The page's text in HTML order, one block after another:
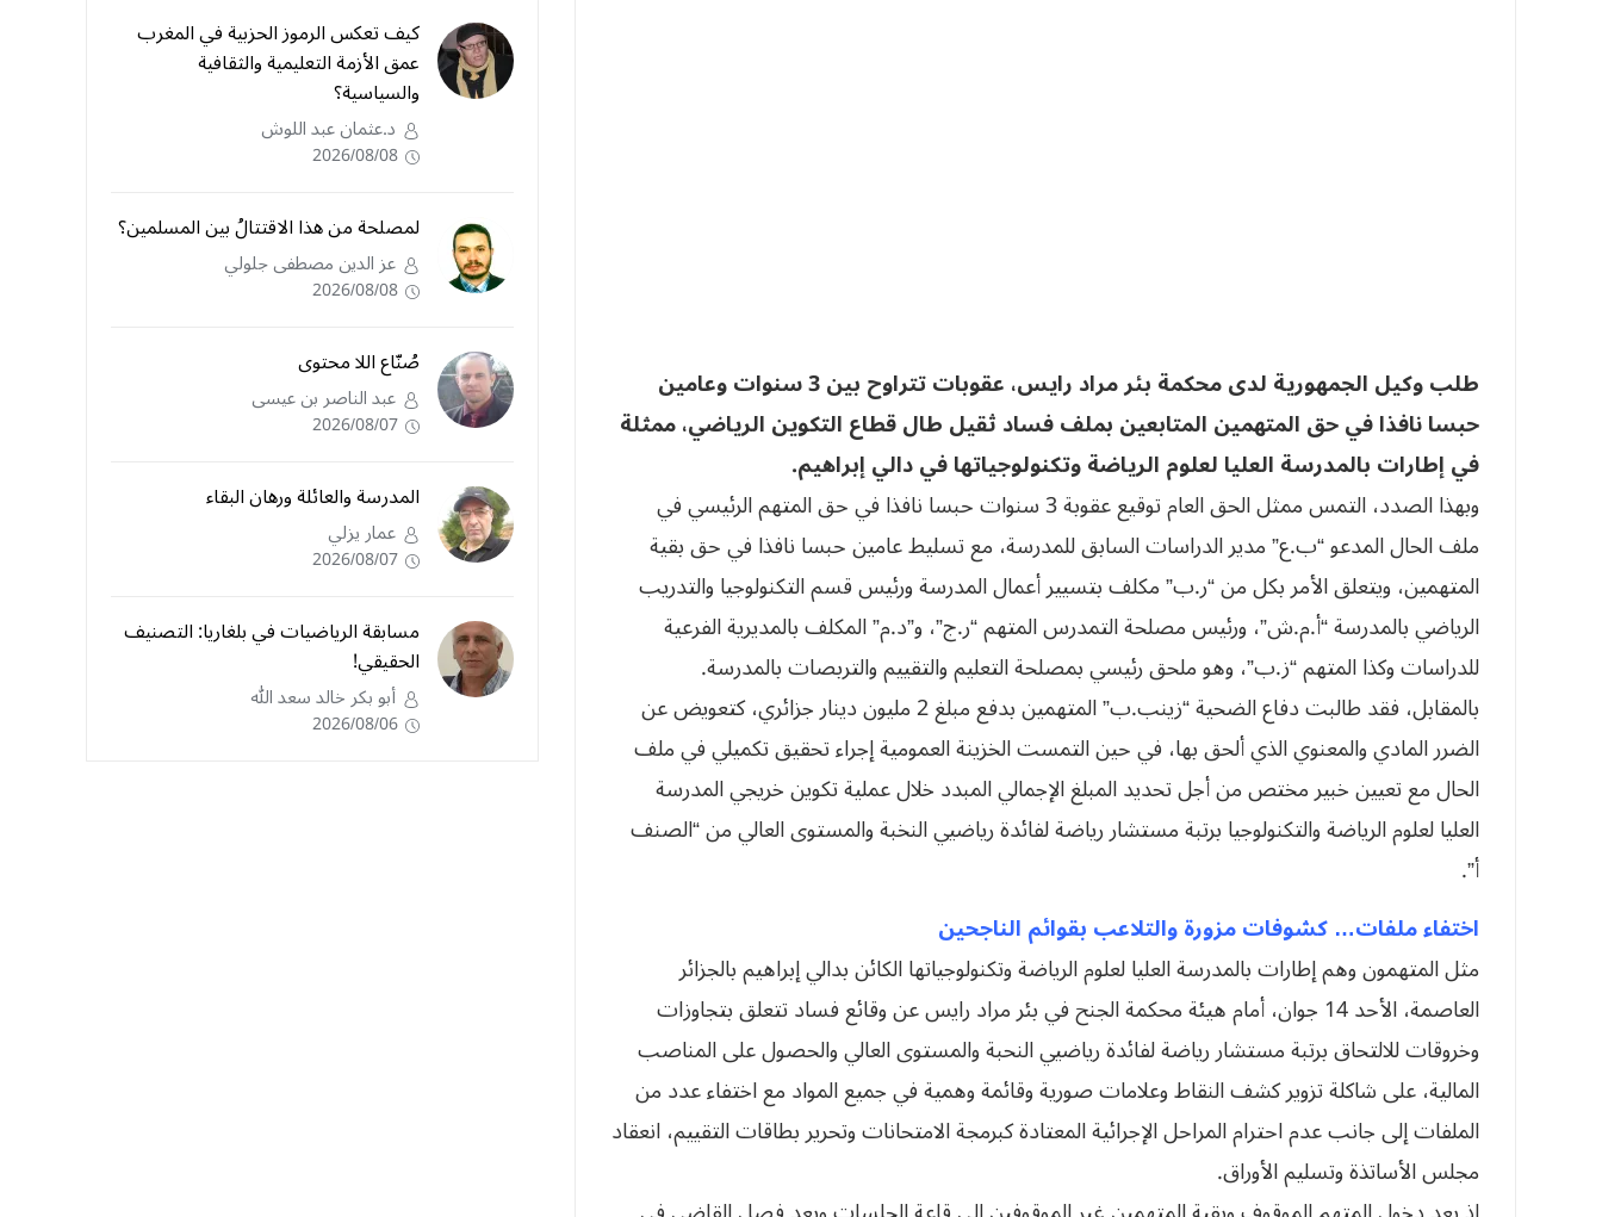
طلب وكيل الجمهورية لدى محكمة بئر مراد رايس، عقوبات تتراوح بين 3 سنوات وعامين
حبسا نافذا في حق المتهمين المتابعين بملف فساد ثقيل طال قطاع التكوين الرياضي، ممثلة
في إطارات بالمدرسة العليا لعلوم الرياضة وتكنولوجياتها في دالي إبراهيم.
وبهذا الصدد، التمس ممثل الحق العام توقيع عقوبة 3 سنوات حبسا نافذا في حق المتهم الرئيسي في
ملف الحال المدعو “ب.ع” مدير الدراسات السابق للمدرسة، مع تسليط عامين حبسا نافذا في حق بقية
المتهمين، ويتعلق الأمر بكل من “ر.ب” مكلف بتسيير أعمال المدرسة ورئيس قسم التكنولوجيا والتدريب
الرياضي بالمدرسة “أ.م.ش”، ورئيس مصلحة التمدرس المتهم “ر.ج”، و”د.م” المكلف بالمديرية الفرعية
للدراسات وكذا المتهم “ز.ب”، وهو ملحق رئيسي بمصلحة التعليم والتقييم والتربصات بالمدرسة.
بالمقابل، فقد طالبت دفاع الضحية “زينب.ب” المتهمين بدفع مبلغ 2 مليون دينار جزائري، كتعويض عن
الضرر المادي والمعنوي الذي ألحق بها، في حين التمست الخزينة العمومية إجراء تحقيق تكميلي في ملف
الحال مع تعيين خبير مختص من أجل تحديد المبلغ الإجمالي المبدد خلال عملية تكوين خريجي المدرسة
العليا لعلوم الرياضة والتكنولوجيا برتبة مستشار رياضة لفائدة رياضيي النخبة والمستوى العالي من “الصنف
أ”.
اختفاء ملفات… كشوفات مزورة والتلاعب بقوائم الناجحين
مثل المتهمون وهم إطارات بالمدرسة العليا لعلوم الرياضة وتكنولوجياتها الكائن بدالي إبراهيم بالجزائر
العاصمة، الأحد 14 جوان، أمام هيئة محكمة الجنح في بئر مراد رايس عن وقائع فساد تتعلق بتجاوزات
وخروقات للالتحاق برتبة مستشار رياضة لفائدة رياضيي النحبة والمستوى العالي والحصول على المناصب
المالية، على شاكلة تزوير كشف النقاط وعلامات صورية وقائمة وهمية في جميع المواد مع اختفاء عدد من
الملفات إلى جانب عدم احترام المراحل الإجرائية المعتادة كبرمجة الامتحانات وتحرير بطاقات التقييم، انعقاد
مجلس الأساتذة وتسليم الأوراق.
كيف تعكس الرموز الحزبية في المغرب
عمق الأزمة التعليمية والثقافية
والسياسية؟
د.عثمان عبد اللوش
2026/08/08
لمصلحة من هذا الاقتتالُ بين المسلمين؟
عز الدين مصطفى جلولي
2026/08/08
صُنّاع اللا محتوى
عبد الناصر بن عيسى
2026/08/07
المدرسة والعائلة ورهان البقاء
عمار يزلي
2026/08/07
مسابقة الرياضيات في بلغاريا: التصنيف
الحقيقي!
أبو بكر خالد سعد الله
2026/08/06